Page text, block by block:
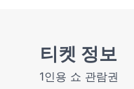
티켓 정보
1인용 쇼 관람권